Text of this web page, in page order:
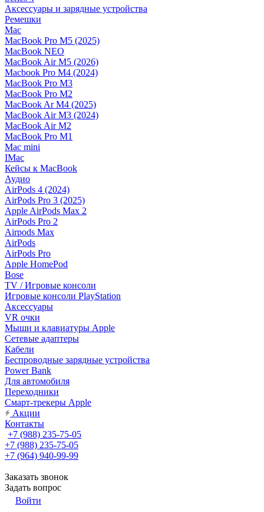
Аксессуары и зарядные устройства
Ремешки
Mac
MacBook Pro M5 (2025)
MacBook NEO
MacBook Air M5 (2026)
Macbook Pro M4 (2024)
MacBook Pro M3
MacBook Pro M2
MacBook Ar M4 (2025)
MacBook Air M3 (2024)
MacBook Air M2
MacBook Pro M1
Mac mini
IMac
Кейсы к MacBook
Аудио
AirPods 4 (2024)
AirPods Pro 3 (2025)
Apple AirPods Max 2
AirPods Pro 2
Airpods Max
AirPods
AirPods Pro
Apple HomePod
Bose
TV / Игровые консоли
Игровые консоли PlayStation
Аксессуары
VR очки
Мыши и клавиатуры Apple
Сетевые адаптеры
Кабели
Беспроводные зарядные устройства
Power Bank
Для автомобиля
Переходники
Смарт-трекеры Apple
Акции
Контакты
+7 (988) 235-75-05
+7 (988) 235-75-05
+7 (964) 940-99-99
Заказать звонок
Задать вопрос
Войти